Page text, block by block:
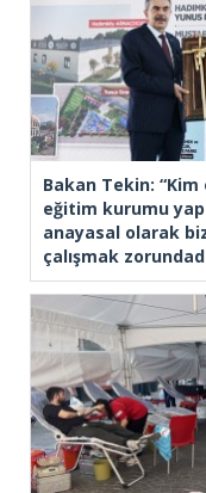
Bakan Tekin:
eğitim kurumu
anayasal olarak
çalışmak